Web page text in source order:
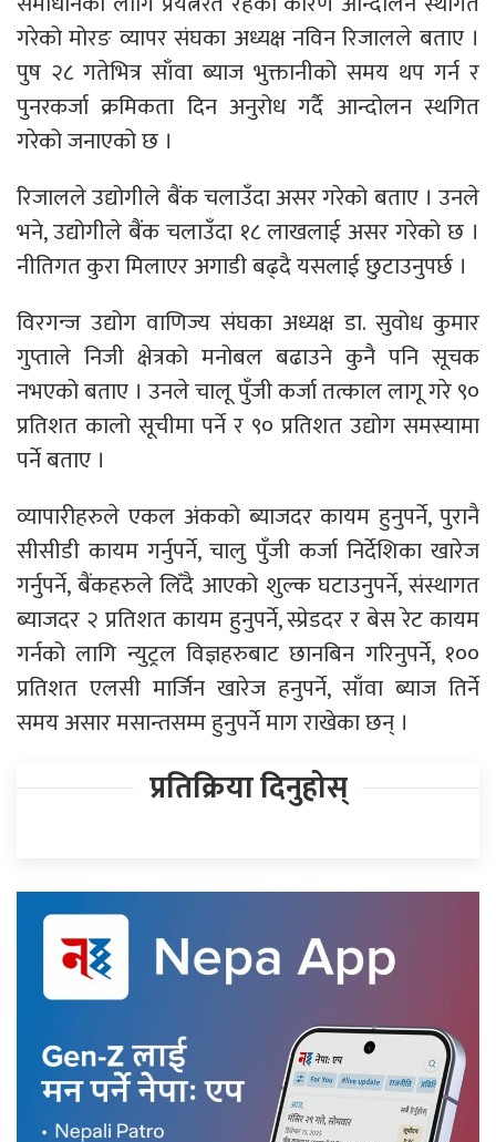
गरेको मोरङ व्यापर संघका अध्यक्ष नविन रिजालले बताए ।
पुष २८ गतेभित्र साँवा ब्याज भुक्तानीको समय थप गर्न र
पुनरकर्जा क्रमिकता दिन अनुरोध गर्दै आन्दोलन स्थगित
गरेको जनाएको छ ।
रिजालले उद्योगीले बैंक चलाउँदा असर गरेको बताए । उनले
भने, उद्योगीले बैंक चलाउँदा १८ लाखलाई असर गरेको छ ।
नीतिगत कुरा मिलाएर अगाडी बढ्दै यसलाई छुटाउनुपर्छ ।
विरगन्ज उद्योग वाणिज्य संघका अध्यक्ष डा. सुवोध कुमार
गुप्ताले निजी क्षेत्रको मनोबल बढाउने कुनै पनि सूचक
नभएको बताए । उनले चालू पुँजी कर्जा तत्काल लागू गरे ९०
प्रतिशत कालो सूचीमा पर्ने र ९० प्रतिशत उद्योग समस्यामा
पर्ने बताए ।
व्यापारीहरुले एकल अंकको ब्याजदर कायम हुनुपर्ने, पुरानै
सीसीडी कायम गर्नुपर्ने, चालु पुँजी कर्जा निर्देशिका खारेज
गर्नुपर्ने, बैंकहरुले लिँदै आएको शुल्क घटाउनुपर्ने, संस्थागत
ब्याजदर २ प्रतिशत कायम हुनुपर्ने, स्प्रेडदर र बेस रेट कायम
गर्नको लागि न्युट्रल विज्ञहरुबाट छानबिन गरिनुपर्ने, १००
प्रतिशत एलसी मार्जिन खारेज हनुपर्ने, साँवा ब्याज तिर्ने
समय असार मसान्तसम्म हुनुपर्ने माग राखेका छन् ।
प्रतिक्रिया दिनुहोस्